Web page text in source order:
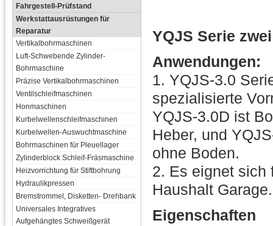
Fahrgestell-Prüfstand
Werkstattausrüstungen für
Reparatur
Vertikalbohrmaschinen
Luft-Schwebende Zylinder-
Bohrmaschine
Präzise Vertikalbohrmaschinen
Ventilschleifmaschinen
Honmaschinen
Kurbelwellenschleifmaschinen
Kurbelwellen-Auswuchtmaschine
Bohrmaschinen für Pleuellager
Zylinderblock Schleif-Fräsmaschine
Heizvorrichtung für Stiftbohrung
Hydraulikpressen
Bremstrommel, Disketten- Drehbank
Universales Integratives
Aufgehängtes Schweißgerät
YQJS Serie
Anwendungen:
1. YQJS-3.0
spezialisierte
YQJS-3.0D ist
Heber, und
ohne Boden.
2. Es eignet sich
Haushalt Garage.
Eigenschaften